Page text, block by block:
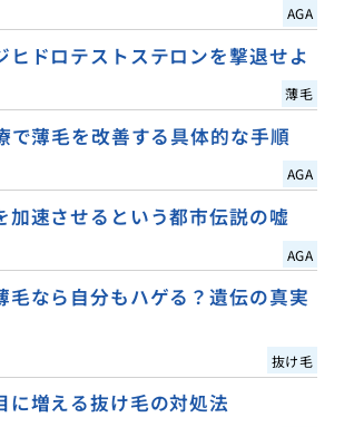
AGA
ヒドロテストステロンを撃退せよ
薄毛
で薄毛を改善する具体的な手順
AGA
加速させるという都市伝説の嘘
AGA
毛なら自分もハゲる？遺伝の真実
抜け毛
に増える抜け毛の対処法